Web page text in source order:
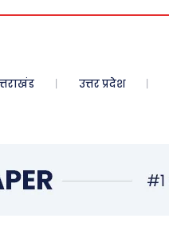
उत्तर प्रदेश